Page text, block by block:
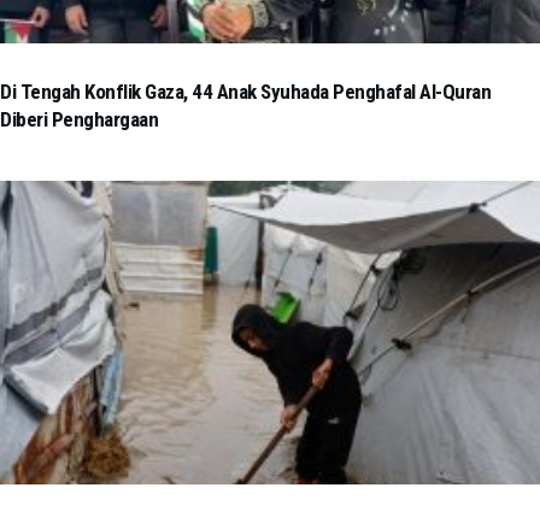
Di Tengah Konflik Gaza, 44 Anak Syuhada Penghafal Al-Quran
Diberi Penghargaan